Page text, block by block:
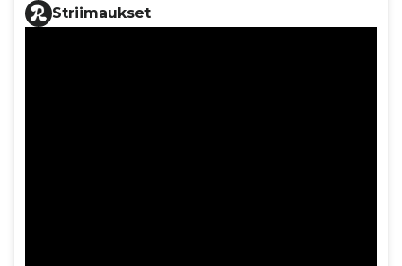
Striimaukset